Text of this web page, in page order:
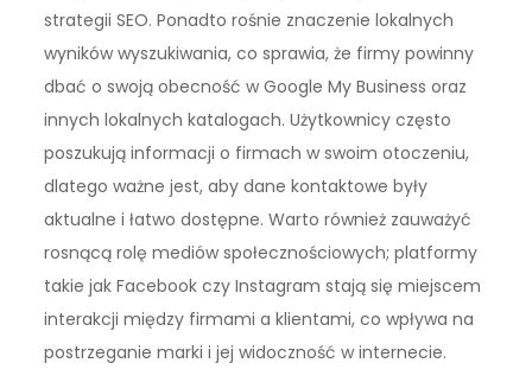
strategii SEO. Ponadto rośnie znaczenie lokalnych
wyników wyszukiwania, co sprawia, że firmy powinny
dbać o swoją obecność w Google My Business oraz
innych lokalnych katalogach. Użytkownicy często
poszukują informacji o firmach w swoim otoczeniu,
dlatego ważne jest, aby dane kontaktowe były
aktualne i łatwo dostępne. Warto również zauważyć
rosnącą rolę mediów społecznościowych; platformy
takie jak Facebook czy Instagram stają się miejscem
interakcji między firmami a klientami, co wpływa na
postrzeganie marki i jej widoczność w internecie.